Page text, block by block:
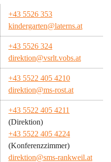
+43 5526 353
kindergarten@laterns.at
+43 5526 324
direktion@vsrlt.vobs.at
+43 5522 405 4210
direktion@ms-rost.at
+43 5522 405 4211
(Direktion)
+43 5522 405 4224
(Konferenzzimmer)
direktion@sms-rankweil.at